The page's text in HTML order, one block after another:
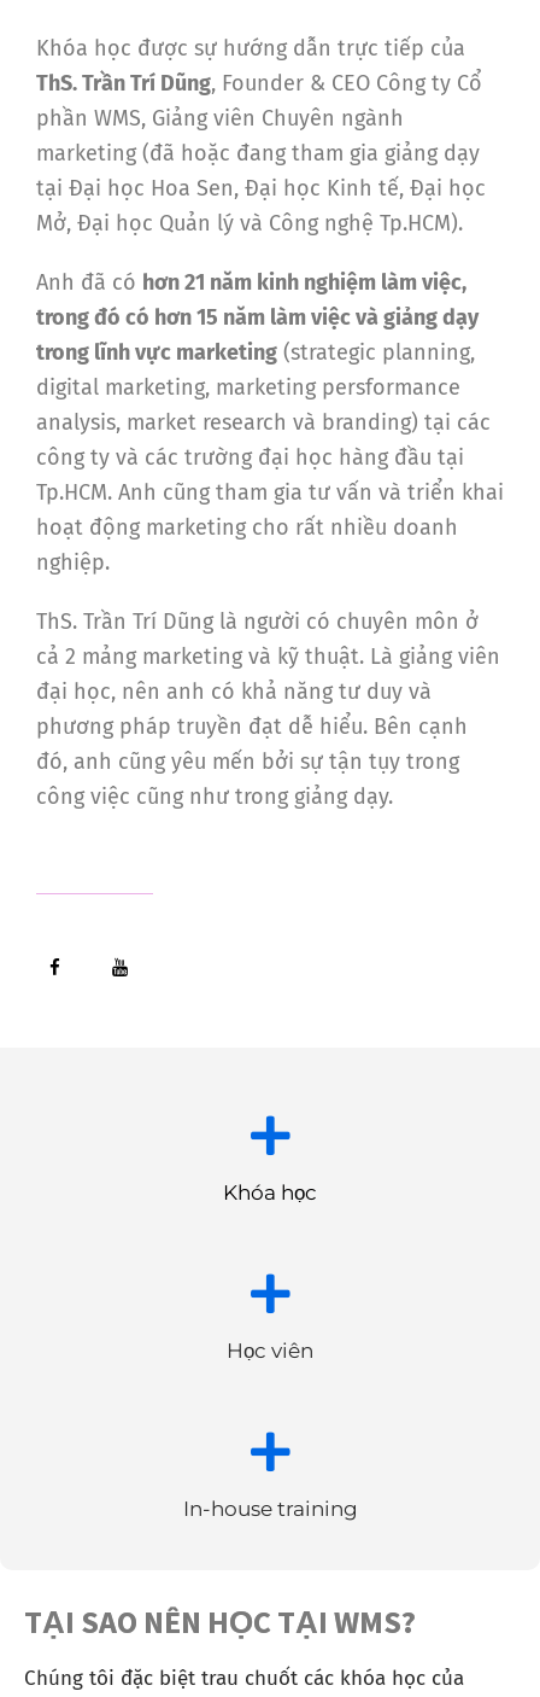
Khóa học được sự hướng dẫn trực tiếp của
ThS. Trần Trí Dũng, Founder & CEO Công ty Cổ
phần WMS, Giảng viên Chuyên ngành
marketing (đã hoặc đang tham gia giảng dạy
tại Đại học Hoa Sen, Đại học Kinh tế, Đại học
Mở, Đại học Quản lý và Công nghệ Tp.HCM).
Anh đã có hơn 21 năm kinh nghiệm làm việc,
trong đó có hơn 15 năm làm việc và giảng dạy
trong lĩnh vực marketing (strategic planning,
digital marketing, marketing persformance
analysis, market research và branding) tại các
công ty và các trường đại học hàng đầu tại
Tp.HCM. Anh cũng tham gia tư vấn và triển khai
hoạt động marketing cho rất nhiều doanh
nghiệp.
ThS. Trần Trí Dũng là người có chuyên môn ở
cả 2 mảng marketing và kỹ thuật. Là giảng viên
đại học, nên anh có khả năng tư duy và
phương pháp truyền đạt dễ hiểu. Bên cạnh
đó, anh cũng yêu mến bởi sự tận tụy trong
công việc cũng như trong giảng dạy.
Khóa học
+
Học viên
+
In-house training
+
TẠI SAO NÊN HỌC TẠI WMS?
Chúng tôi đặc biệt trau chuốt các khóa học của